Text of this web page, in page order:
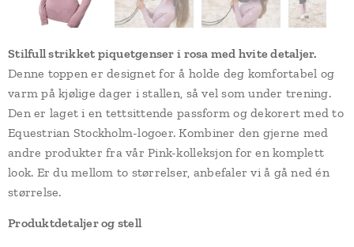
Stilfull strikket piquetgenser i rosa med hvite detaljer.
Denne toppen er designet for å holde deg komfortabel og
varm på kjølige dager i stallen, så vel som under trening.
Den er laget i en tettsittende passform og dekorert med to
Equestrian Stockholm-logoer. Kombiner den gjerne med
andre produkter fra vår Pink-kolleksjon for en komplett
look. Er du mellom to størrelser, anbefaler vi å gå ned én
størrelse.
Produktdetaljer og stell